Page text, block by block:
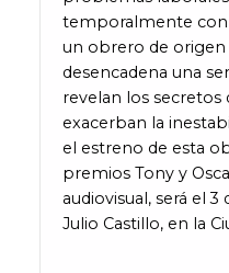
temporalmente con
un obrero de origen
desencadena una
revelan los secretos
exacerban la
el estreno de esta
premios Tony y
audiovisual, será el
Julio Castillo, en la